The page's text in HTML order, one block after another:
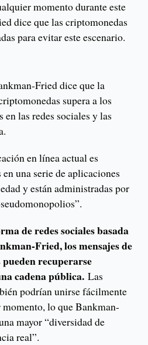
momento durante este
dice que las criptomonedas
para evitar este escenario.
Fried dice que la
supera a los
en las redes sociales y las
en línea actual es
en una serie de aplicaciones
y están administradas por
de redes sociales basada
Fried, los mensajes de
recuperarse
cadena pública. Las
podrían unirse fácilmente
lo que Bankman-
mayor “diversidad de
real”.